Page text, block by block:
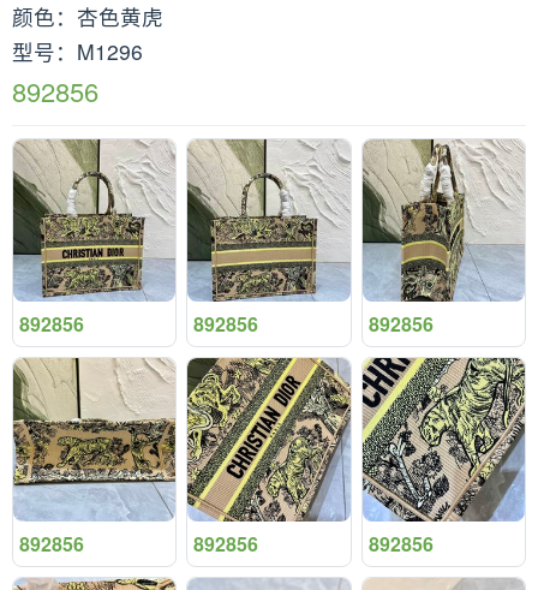
颜色：杏色黄虎
型号：M1296
892856
892856 892856 892856
892856 892856 892856